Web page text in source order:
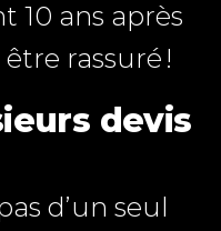
10 ans après
rassuré !
devis
d’un seul